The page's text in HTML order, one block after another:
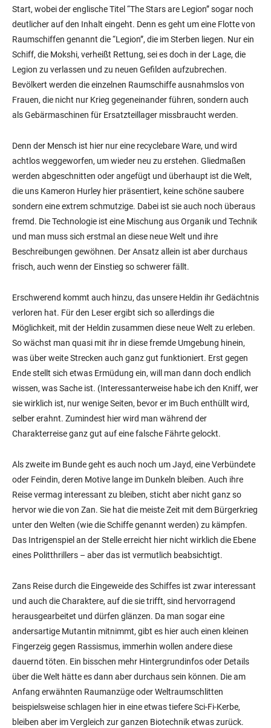
Start, wobei der englische Titel “The Stars are Legion” sogar noch
deutlicher auf den Inhalt eingeht. Denn es geht um eine Flotte von
Raumschiffen genannt die “Legion”, die im Sterben liegen. Nur ein
Schiff, die Mokshi, verheißt Rettung, sei es doch in der Lage, die
Legion zu verlassen und zu neuen Gefilden aufzubrechen.
Bevölkert werden die einzelnen Raumschiffe ausnahmslos von
Frauen, die nicht nur Krieg gegeneinander führen, sondern auch
als Gebärmaschinen für Ersatzteillager missbraucht werden.
Denn der Mensch ist hier nur eine recyclebare Ware, und wird
achtlos weggeworfen, um wieder neu zu erstehen. Gliedmaßen
werden abgeschnitten oder angefügt und überhaupt ist die Welt,
die uns Kameron Hurley hier präsentiert, keine schöne saubere
sondern eine extrem schmutzige. Dabei ist sie auch noch überaus
fremd. Die Technologie ist eine Mischung aus Organik und Technik
und man muss sich erstmal an diese neue Welt und ihre
Beschreibungen gewöhnen. Der Ansatz allein ist aber durchaus
frisch, auch wenn der Einstieg so schwerer fällt.
Erschwerend kommt auch hinzu, das unsere Heldin ihr Gedächtnis
verloren hat. Für den Leser ergibt sich so allerdings die
Möglichkeit, mit der Heldin zusammen diese neue Welt zu erleben.
So wächst man quasi mit ihr in diese fremde Umgebung hinein,
was über weite Strecken auch ganz gut funktioniert. Erst gegen
Ende stellt sich etwas Ermüdung ein, will man dann doch endlich
wissen, was Sache ist. (Interessanterweise habe ich den Kniff, wer
sie wirklich ist, nur wenige Seiten, bevor er im Buch enthüllt wird,
selber erahnt. Zumindest hier wird man während der
Charakterreise ganz gut auf eine falsche Fährte gelockt.
Als zweite im Bunde geht es auch noch um Jayd, eine Verbündete
oder Feindin, deren Motive lange im Dunkeln bleiben. Auch ihre
Reise vermag interessant zu bleiben, sticht aber nicht ganz so
hervor wie die von Zan. Sie hat die meiste Zeit mit dem Bürgerkrieg
unter den Welten (wie die Schiffe genannt werden) zu kämpfen.
Das Intrigenspiel an der Stelle erreicht hier nicht wirklich die Ebene
eines Politthrillers – aber das ist vermutlich beabsichtigt.
Zans Reise durch die Eingeweide des Schiffes ist zwar interessant
und auch die Charaktere, auf die sie trifft, sind hervorragend
herausgearbeitet und dürfen glänzen. Da man sogar eine
andersartige Mutantin mitnimmt, gibt es hier auch einen kleinen
Fingerzeig gegen Rassismus, immerhin wollen andere diese
dauernd töten. Ein bisschen mehr Hintergrundinfos oder Details
über die Welt hätte es dann aber durchaus sein können. Die am
Anfang erwähnten Raumanzüge oder Weltraumschlitten
beispielsweise schlagen hier in eine etwas tiefere Sci-Fi-Kerbe,
bleiben aber im Vergleich zur ganzen Biotechnik etwas zurück.